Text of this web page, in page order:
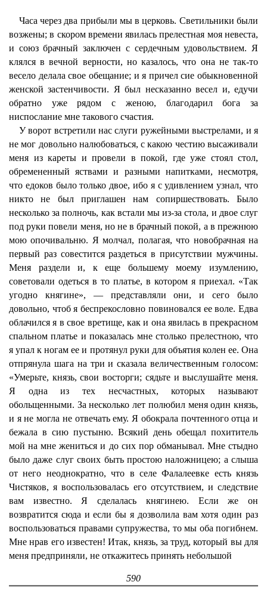
Часа через два прибыли мы в церковь. Светильники были
возжены; в скором времени явилась прелестная моя невеста,
и союз брачный заключен с сердечным удовольствием. Я
клялся в вечной верности, но казалось, что она не так-то
весело делала свое обещание; и я причел сие обыкновенной
женской застенчивости. Я был несказанно весел и, едучи
обратно уже рядом с женою, благодарил бога за
ниспослание мне такового счастия.
У ворот встретили нас слуги ружейными выстрелами, и я
не мог довольно налюбоваться, с какою честию высаживали
меня из кареты и провели в покой, где уже стоял стол,
обремененный яствами и разными напитками, несмотря,
что едоков было только двое, ибо я с удивлением узнал, что
никто не был приглашен нам сопиршествовать. Было
несколько за полночь, как встали мы из-за стола, и двое слуг
под руки повели меня, но не в брачный покой, а в прежнюю
мою опочивальню. Я молчал, полагая, что новобрачная на
первый раз совестится раздеться в присутствии мужчины.
Меня раздели и, к еще большему моему изумлению,
советовали одеться в то платье, в котором я приехал. «Так
угодно княгине», — представляли они, и сего было
довольно, чтоб я беспрекословно повиновался ее воле. Едва
облачился я в свое вретище, как и она явилась в прекрасном
спальном платье и показалась мне столько прелестною, что
я упал к ногам ее и протянул руки для объятия колен ее. Она
отпрянула шага на три и сказала величественным голосом:
«Умерьте, князь, свои восторги; сядьте и выслушайте меня.
Я одна из тех несчастных, которых называют
обольщенными. За несколько лет полюбил меня один князь,
и я не могла не отвечать ему. Я обокрала почтенного отца и
бежала в сию пустыню. Всякий день обещал похититель
мой на мне жениться и до сих пор обманывал. Мне стыдно
было даже слуг своих быть простою наложницею; а слыша
от него неоднократно, что в селе Фалалеевке есть князь
Чистяков, я воспользовалась его отсутствием, и следствие
вам известно. Я сделалась княгинею. Если же он
возвратится сюда и если бы я дозволила вам хотя один раз
воспользоваться правами супружества, то мы оба погибнем.
Мне нрав его известен! Итак, князь, за труд, который вы для
меня предприняли, не откажитесь принять небольшой
590